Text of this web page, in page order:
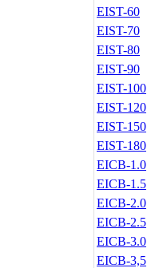
EIST-60
EIST-70
EIST-80
EIST-90
EIST-100
EIST-120
EIST-150
EIST-180
EICB-1.0
EICB-1.5
EICB-2.0
EICB-2.5
EICB-3.0
EICB-3,5